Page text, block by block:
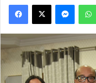
Facebook
X